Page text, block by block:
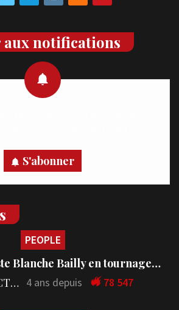
aux notifications
S'abonner
PEOPLE
Blanche Bailly en tournage…
LA REDACTION 4 ans depuis 78 547